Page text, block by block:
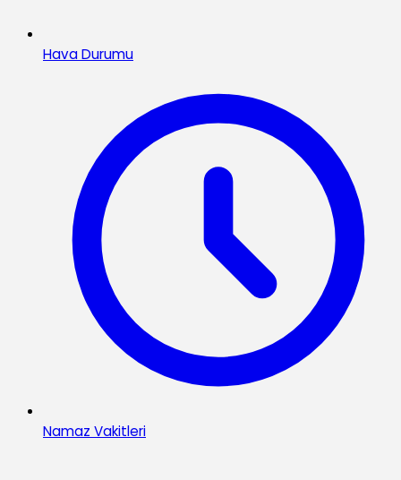
Hava Durumu
Namaz Vakitleri